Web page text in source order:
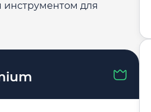
инструментом для